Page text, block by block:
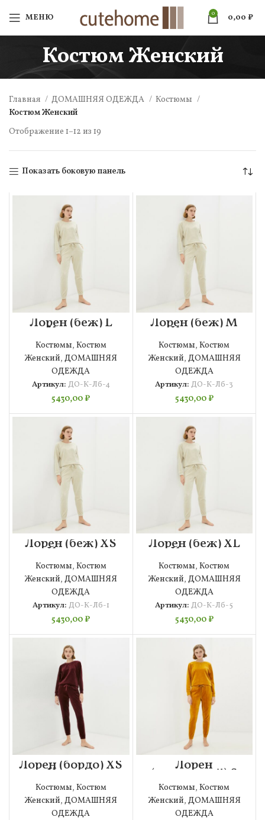
МЕНЮ 0 0,00 ₽
Костюм Женский
Главная ДОМАШНЯЯ ОДЕЖДА
Костюмы
Костюм Женский
Отображение 1–12 из 19
Показать боковую панель
Лорен (беж) L
Костюм
велюровый
Костюмы, Костюм
Женский,ДОМАШНЯЯ
ОДЕЖДА
Артикул: ДО-К-Лб-4
5430,00₽
Лорен (беж) M
Костюм
велюровый
Костюмы,Костюм
Женский, ДОМАШНЯЯ
ОДЕЖДА
Артикул:ДО-К-Лб-3
5430,00₽
Лорен (беж) XS
Костюм
велюровый
Костюмы, Костюм
Женский,ДОМАШНЯЯ
ОДЕЖДА
Артикул: ДО-К-Лб-1
5430,00₽
Лорен (беж) ХL
Костюм
велюровый
Костюмы,Костюм
Женский, ДОМАШНЯЯ
ОДЕЖДА
Артикул:ДО-К-Лб-5
5430,00₽
Лорен (бордо) XS
Костюм
велюровый
Костюмы, Костюм
Женский,ДОМАШНЯЯ
ОДЕЖДА
Лорен
(горчичный) S
Костюм
велюровый
Костюмы,Костюм
Женский, ДОМАШНЯЯ
ОДЕЖДА